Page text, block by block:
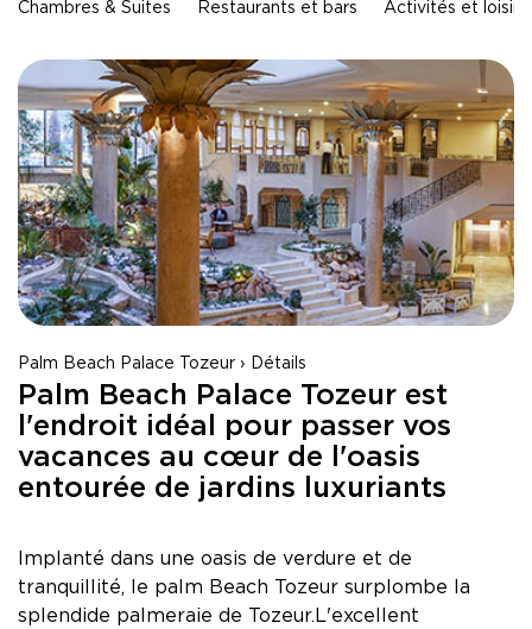
MONASTIR - HOLIDAY VILLAGE Skanes
Tabarka - Tunisie
TABARKA - Thabraca Thalasso & Diving
Djerba - Tunisie
DJERBA - TUI MAGIC LIFE Penelope Beach
DJERBA - TUI BLUE Palm Beach Palace
Tozeur - Tunisie
TOZEUR - Palm Beach Palace
TOZEUR - The Mora Sahara Tozeur
Chambres & Suites Restaurants et bars Activités et loisirs
Palm Beach Palace Tozeur › Détails
Palm Beach Palace Tozeur est
l'endroit idéal pour passer vos
vacances au cœur de l'oasis
entourée de jardins luxuriants
Implanté dans une oasis de verdure et de
tranquillité, le palm Beach Tozeur surplombe la
splendide palmeraie de Tozeur.L'excellent